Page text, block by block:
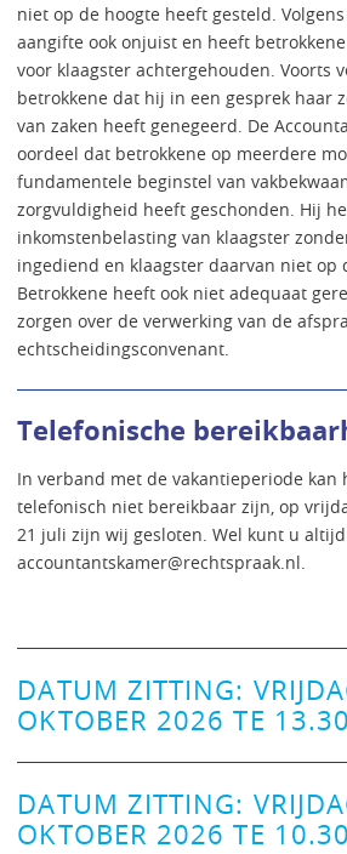
niet op de hoogte heeft gesteld.
aangifte ook onjuist en heeft
voor klaagster achtergehouden. Voorts
betrokkene dat hij in een gesprek haar
van zaken heeft genegeerd. De
oordeel dat betrokkene op meerdere
fundamentele beginstel van
zorgvuldigheid heeft geschonden. Hij
inkomstenbelasting van klaagster
ingediend en klaagster daarvan niet op
Betrokkene heeft ook niet adequaat
zorgen over de verwerking van de
echtscheidingsconvenant.
Telefonische
In verband met de vakantieperiode kan
telefonisch niet bereikbaar zijn, op
21 juli zijn wij gesloten. Wel kunt u
accountantskamer@rechtspraak.nl.
DATUM ZITTING:
OKTOBER 2026 TE
DATUM ZITTING:
OKTOBER 2026 TE